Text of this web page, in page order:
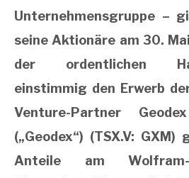
Unternehmensgruppe –
seine Aktionäre am 30.
der ordentlichen
einstimmig den Erwerb
Venture-Partner
(„Geodex“) (TSX.V:
Anteile am Wolfram-